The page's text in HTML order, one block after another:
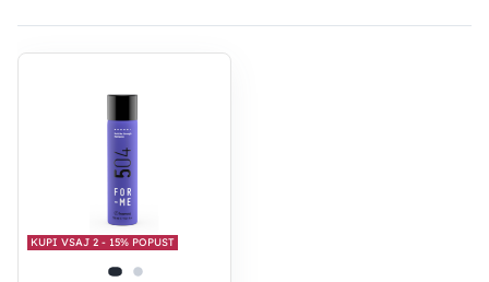
KUPI VSAJ 2 - 15% POPUST